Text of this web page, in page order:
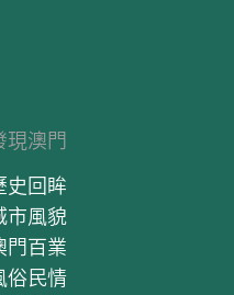
現澳門
史回眸
市風貌
門百業
俗民情